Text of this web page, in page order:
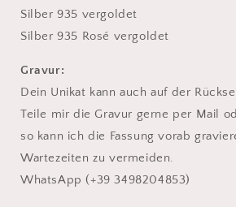
Silber 935 vergoldet
Silber 935 Rosé vergoldet
Gravur:
Dein Unikat kann auch auf der
Teile mir die Gravur gerne per Mail
so kann ich die Fassung vorab
Wartezeiten zu vermeiden.
WhatsApp (+39 3498204853)